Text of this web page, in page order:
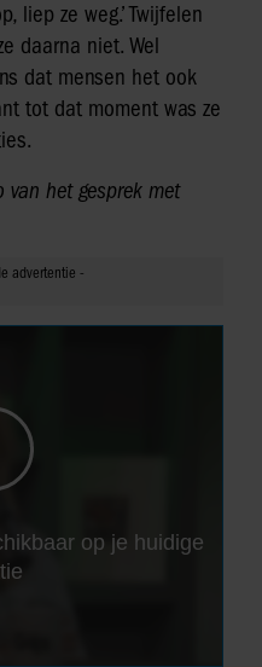
liep ze weg.’ Twijfelen
daarna niet. Wel
dat mensen het ook
tot dat moment was ze
van het gesprek met